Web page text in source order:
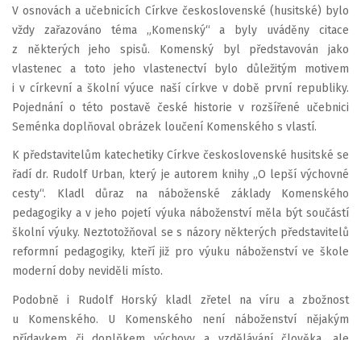
V osnovách a učebnicích Církve československé (husitské) bylo
vždy zařazováno téma „Komenský“ a byly uváděny citace
z některých jeho spisů. Komenský byl představován jako
vlastenec a toto jeho vlastenectví bylo důležitým motivem
i v církevní a školní výuce naší církve v době první republiky.
Pojednání o této postavě české historie v rozšířené učebnici
Seménka doplňoval obrázek loučení Komenského s vlastí.
K představitelům katechetiky Církve československé husitské se
řadí dr. Rudolf Urban, který je autorem knihy „O lepší výchovné
cesty“. Kladl důraz na náboženské základy Komenského
pedagogiky a v jeho pojetí výuka náboženství měla být součástí
školní výuky. Neztotožňoval se s názory některých představitelů
reformní pedagogiky, kteří již pro výuku náboženství ve škole
moderní doby neviděli místo.
Podobně i Rudolf Horský kladl zřetel na víru a zbožnost
u Komenského. U Komenského není náboženství nějakým